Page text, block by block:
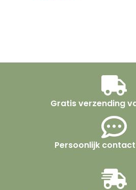
Gratis verzending
Persoonlijk